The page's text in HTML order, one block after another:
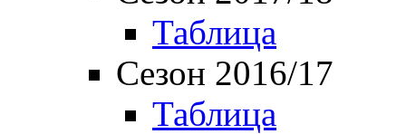
Таблица
Сезон 2016/17
Таблица